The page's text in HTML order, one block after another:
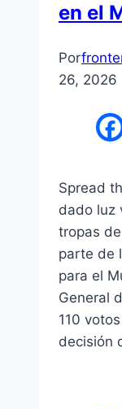
en el
Por
26, 2026
Spread
dado luz
tropas
parte de
para el
General
110
decisión